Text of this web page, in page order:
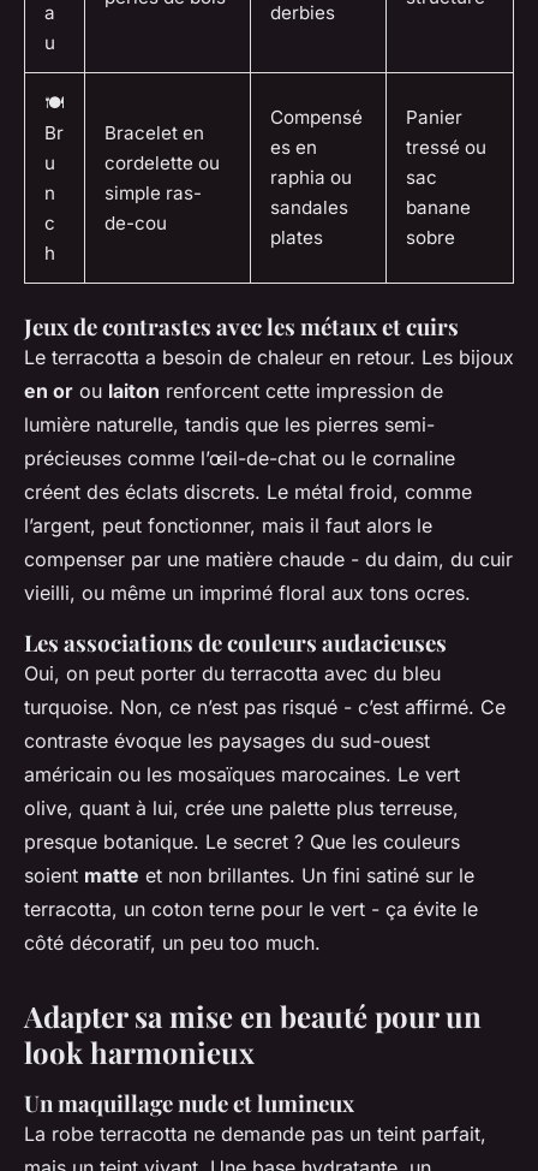
a
u
derbies
🍽️
Br
u
n
c
h
Bracelet en
cordelette ou
simple ras-
de-cou
Compensé
es en
raphia ou
sandales
plates
Panier
tressé ou
sac
banane
sobre
Jeux de contrastes avec les métaux et cuirs
Le terracotta a besoin de chaleur en retour. Les bijoux
en or ou laiton renforcent cette impression de
lumière naturelle, tandis que les pierres semi-
précieuses comme l’œil-de-chat ou le cornaline
créent des éclats discrets. Le métal froid, comme
l’argent, peut fonctionner, mais il faut alors le
compenser par une matière chaude - du daim, du cuir
vieilli, ou même un imprimé floral aux tons ocres.
Les associations de couleurs audacieuses
Oui, on peut porter du terracotta avec du bleu
turquoise. Non, ce n’est pas risqué - c’est affirmé. Ce
contraste évoque les paysages du sud-ouest
américain ou les mosaïques marocaines. Le vert
olive, quant à lui, crée une palette plus terreuse,
presque botanique. Le secret ? Que les couleurs
soient matte et non brillantes. Un fini satiné sur le
terracotta, un coton terne pour le vert - ça évite le
côté décoratif, un peu too much.
Adapter sa mise en beauté pour un
look harmonieux
Un maquillage nude et lumineux
La robe terracotta ne demande pas un teint parfait,